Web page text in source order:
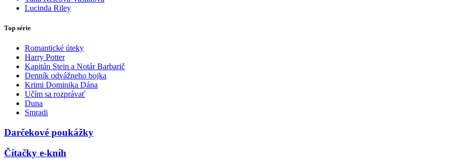
Lucinda Riley
Top série
Romantické úteky
Harry Potter
Kapitán Stein a Notár Barbarič
Denník odvážneho bojka
Krimi Dominika Dána
Učím sa rozprávať
Duna
Smradi
Darčekové poukážky
Čítačky e-kníh